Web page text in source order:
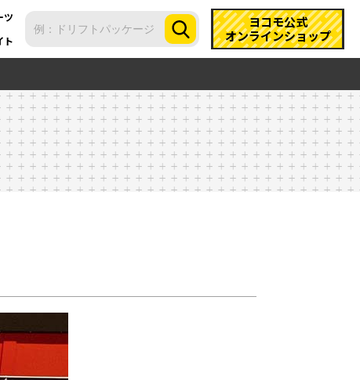
ツ
ト
ヨコモ公式
オンラインショップ